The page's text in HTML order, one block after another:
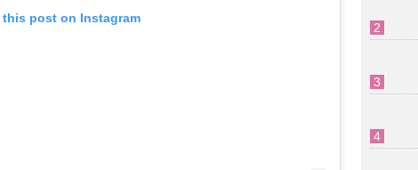
this post on Instagram